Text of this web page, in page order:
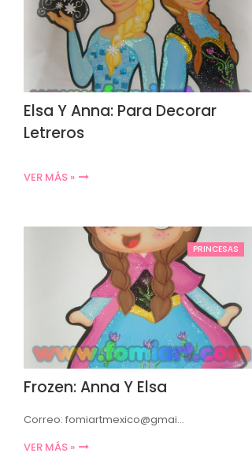
Elsa Y Anna: Para Decorar
Letreros
VER MÁS »
PRINCESAS
Frozen: Anna Y Elsa
Correo: fomiartmexico@gmai…
VER MÁS »